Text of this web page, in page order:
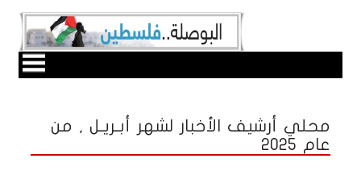
محلي أرشيف الأخبار لشهر أبـريـل , من
عام 2025